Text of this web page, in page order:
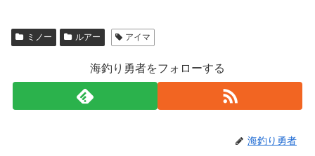
ミノー ルアー アイマ
海釣り勇者をフォローする
海釣り勇者